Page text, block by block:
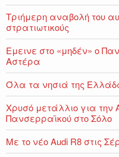
Τριήμερη αναβολή του
στρατιωτικούς
Εμεινε στο «μηδέν» o
Αστέρα
Όλα τα νησιά της
Χρυσό μετάλλιο για
Πανσερραϊκού στο Σόλο
Με το νέο Audi R8 στις